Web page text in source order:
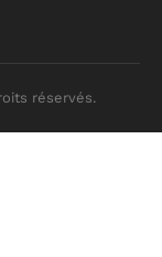
réservés.